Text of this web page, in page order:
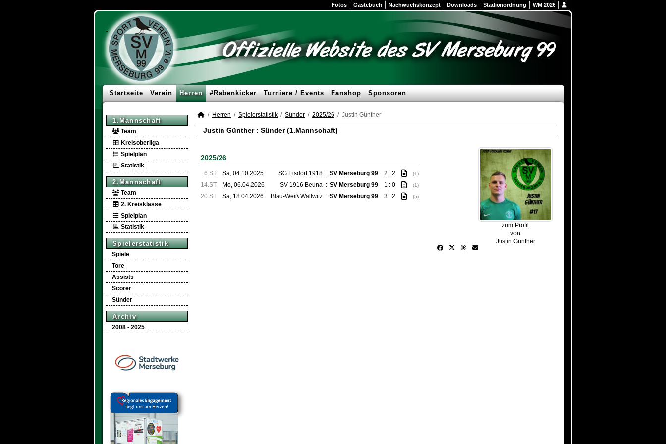
Fotos Gästebuch Nachwuchskonzept Downloads Stadionordnung WM 2026
Startseite Verein Herren #Rabenkicker Turniere / Events Fanshop Sponsoren
1.Mannschaft
Team
Kreisoberliga
Spielplan
Statistik
2.Mannschaft
Team
2. Kreisklasse
Spielplan
Statistik
Spielerstatistik
Spiele
Tore
Assists
Scorer
Sünder
Archiv
2008 - 2025
Herren Spielerstatistik Sünder 2025/26 Justin Günther
Justin Günther : Sünder (1.Mannschaft)
zum Profil
von
Justin Günther
2025/26
6.ST Sa, 04.10.2025 SG Eisdorf 1918 : SV Merseburg 99 2 : 2 (1)
14.ST Mo, 06.04.2026 SV 1916 Beuna : SV Merseburg 99 1 : 0 (1)
20.ST Sa, 18.04.2026 Blau-Weiß Wallwitz : SV Merseburg 99 3 : 2 (5)